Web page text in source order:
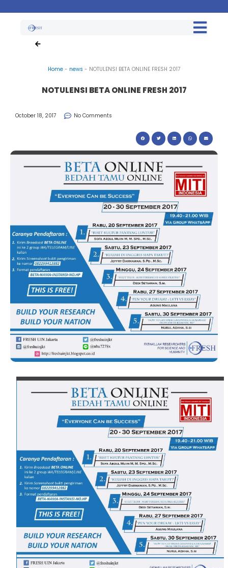
Home - news - NOTULENSI BETA ONLINE FRESH 2017
NOTULENSI BETA ONLINE FRESH 2017
October 18, 2017 No Comments